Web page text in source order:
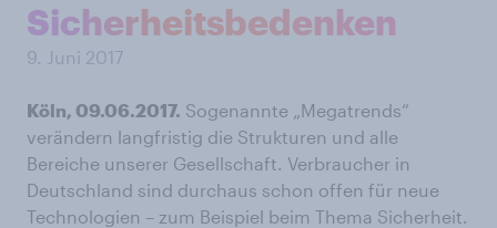
Sicherheitsbedenken
9. Juni 2017
Köln, 09.06.2017. Sogenannte „Megatrends“
verändern langfristig die Strukturen und alle
Bereiche unserer Gesellschaft. Verbraucher in
Deutschland sind durchaus schon offen für neue
Technologien – zum Beispiel beim Thema Sicherheit.